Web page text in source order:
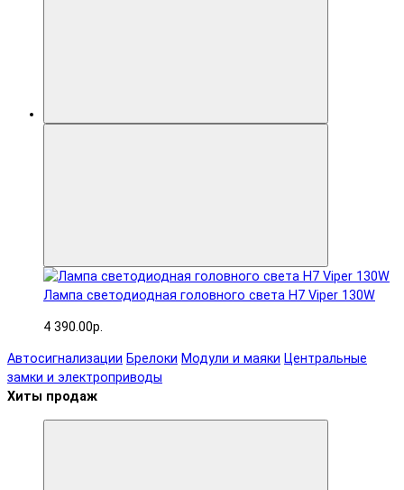
Лампа светодиодная головного света H7 Viper 130W
4 390.00р.
Автосигнализации Брелоки Модули и маяки Центральные
замки и электроприводы
Хиты продаж